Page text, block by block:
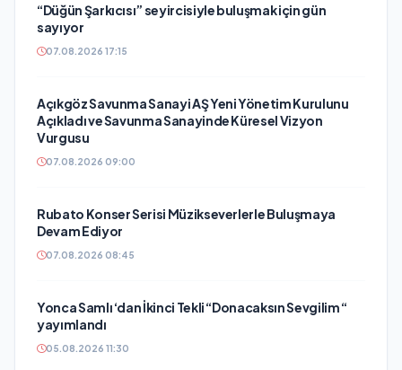
“Düğün Şarkıcısı” seyircisiyle buluşmak için gün
sayıyor
07.08.2026 17:15
Açıkgöz Savunma Sanayi AŞ Yeni Yönetim Kurulunu
Açıkladı ve Savunma Sanayinde Küresel Vizyon
Vurgusu
07.08.2026 09:00
Rubato Konser Serisi Müzikseverlerle Buluşmaya
Devam Ediyor
07.08.2026 08:45
Yonca Samlı ‘dan İkinci Tekli “Donacaksın Sevgilim “
yayımlandı
05.08.2026 11:30